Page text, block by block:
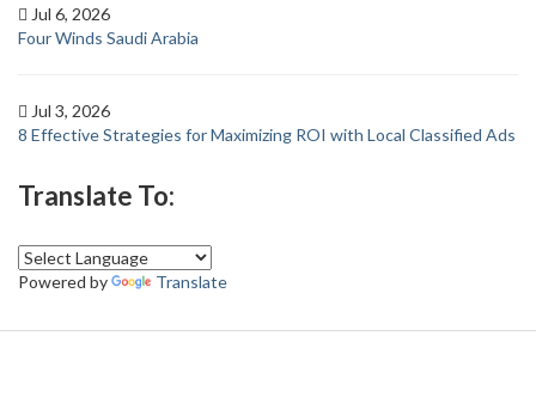
Jul 6, 2026
Four Winds Saudi Arabia
Jul 3, 2026
8 Effective Strategies for Maximizing ROI with Local Classified Ads
Translate To:
Powered by Translate